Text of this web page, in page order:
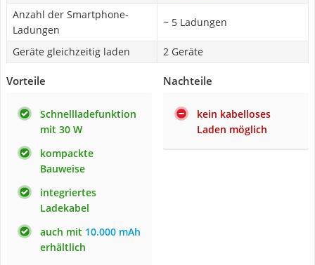
Anzahl der Smartphone-
Ladungen
~ 5 Ladungen
Geräte gleichzeitig laden 2 Geräte
Vorteile
Schnellladefunktion
mit 30 W
kompackte
Bauweise
integriertes
Ladekabel
auch mit 10.000 mAh
erhältlich
Nachteile
kein kabelloses
Laden möglich